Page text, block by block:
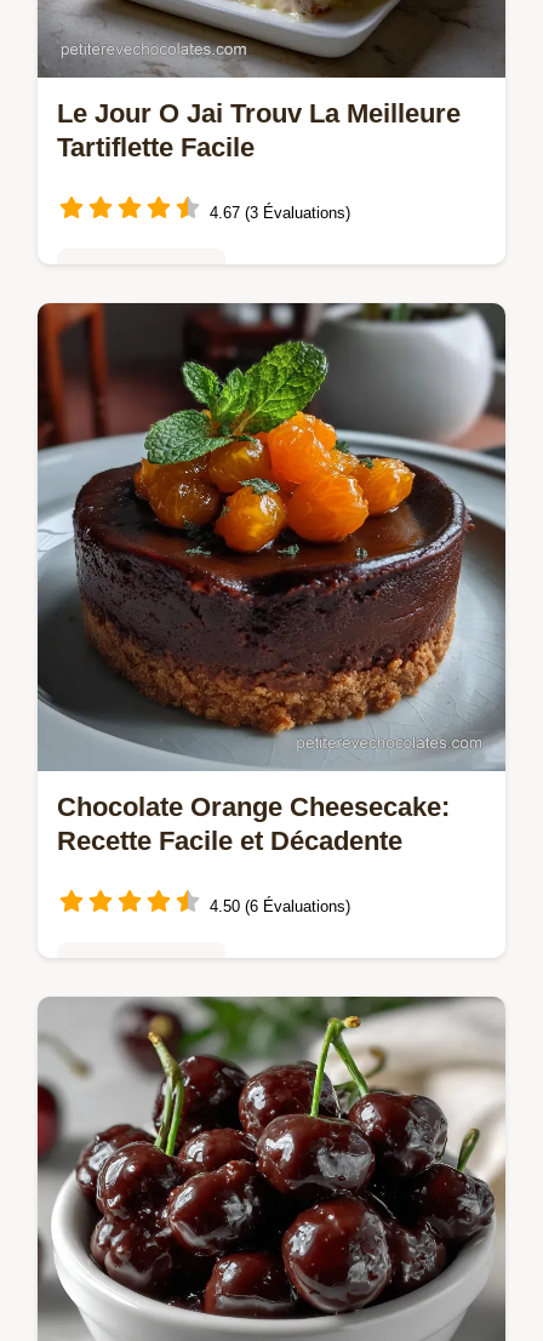
Le Jour O Jai Trouv La Meilleure
Tartiflette Facile
4.67 (3 Évaluations)
Découvrez la recette inratable de la
tartiflette depuis le jour o jai trouv la
méthode qui garantit des pommes de terre
fondantes et un fromage parfaitement…
Chocolate Orange Cheesecake:
Recette Facile et Décadente
4.50 (6 Évaluations)
Découvrez notre recette de Chocolate
Orange Cheesecake, un dessert riche
mariant chocolat noir et zestes dorange. Le
Cheesecake Chocolat Orange parfait.